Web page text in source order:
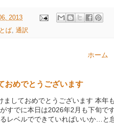
2013
ば, 通訳
ホーム
おめでとうございます
ましておめでとうございます
すでに本日は2026年2月も下旬で
レベルでできていればいいか…と